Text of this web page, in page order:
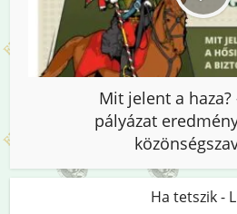
Mit jelent a haza?
pályázat
Ha tetszik -